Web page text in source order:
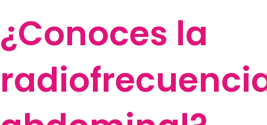
¿Conoces la